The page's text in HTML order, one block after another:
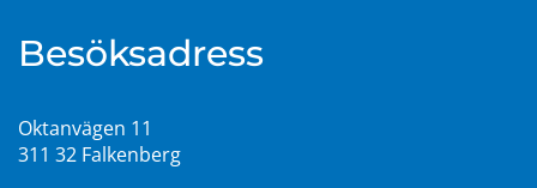
Besöksadress
Oktanvägen 11
311 32 Falkenberg